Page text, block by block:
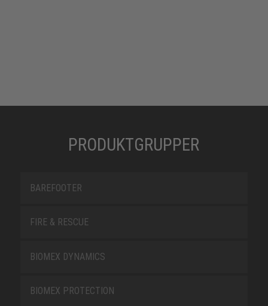
PRODUKTGRUPPER
BAREFOOTER
FIRE & RESCUE
BIOMEX DYNAMICS
BIOMEX PROTECTION